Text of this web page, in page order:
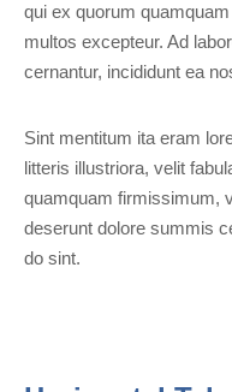
qui ex quorum
multos excepteur. Ad
cernantur, incididunt ea
Sint mentitum ita eram
litteris illustriora, velit
quamquam firmissimum,
deserunt dolore summis
do sint.